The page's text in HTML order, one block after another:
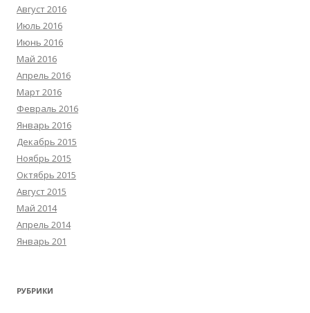
Август 2016
Июль 2016
Июнь 2016
Май 2016
Апрель 2016
Март 2016
Февраль 2016
Январь 2016
Декабрь 2015
Ноябрь 2015
Октябрь 2015
Август 2015
Май 2014
Апрель 2014
Январь 201
РУБРИКИ